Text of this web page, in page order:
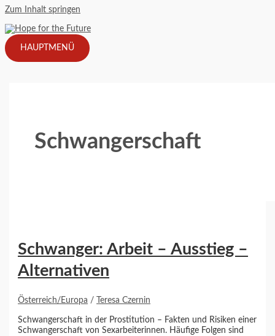
Zum Inhalt springen
HAUPTMENÜ
Schwangerschaft
Schwanger: Arbeit – Ausstieg –
Alternativen
Österreich/Europa / Teresa Czernin
Schwangerschaft in der Prostitution – Fakten und Risiken einer
Schwangerschaft von Sexarbeiterinnen. Häufige Folgen sind